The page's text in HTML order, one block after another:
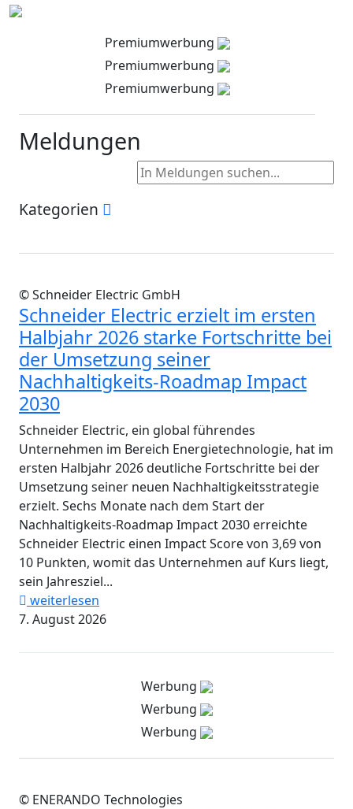
Premiumwerbung
Premiumwerbung
Premiumwerbung
Meldungen
Kategorien
© Schneider Electric GmbH
Schneider Electric erzielt im ersten
Halbjahr 2026 starke Fortschritte bei
der Umsetzung seiner
Nachhaltigkeits-Roadmap Impact
2030
Schneider Electric, ein global führendes
Unternehmen im Bereich Energietechnologie, hat im
ersten Halbjahr 2026 deutliche Fortschritte bei der
Umsetzung seiner neuen Nachhaltigkeitsstrategie
erzielt. Sechs Monate nach dem Start der
Nachhaltigkeits-Roadmap Impact 2030 erreichte
Schneider Electric einen Impact Score von 3,69 von
10 Punkten, womit das Unternehmen auf Kurs liegt,
sein Jahresziel...
weiterlesen
7. August 2026
Werbung
Werbung
Werbung
© ENERANDO Technologies